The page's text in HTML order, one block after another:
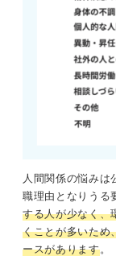
人間関係の悩みは
職理由となりうる
する人が少なく、
くことが多いため
ースがあります。